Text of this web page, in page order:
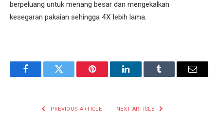
berpeluang untuk menang besar dan mengekalkan
kesegaran pakaian sehingga 4X lebih lama.
FacebookTwitter Pinterest LinkedInTumblr Email
PREVIOUS ARTICLE NEXT ARTICLE